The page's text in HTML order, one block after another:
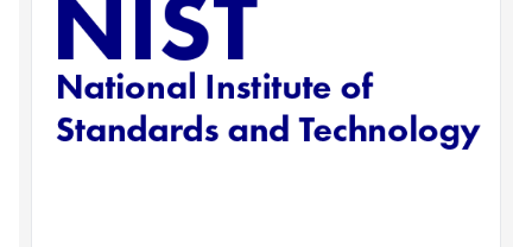
Laborvergleichsuntersuchungen (LVU/PT)
Laborbedarf und Verbrauchsmaterialien